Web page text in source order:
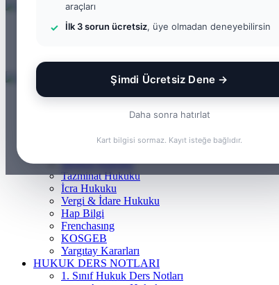
araçları
İlk 3 sorun ücretsiz, üye olmadan deneyebilirsin
Şimdi Ücretsiz Dene →
Daha sonra hatırlat
Kart bilgisi sormaz. Kayıt isteğe bağlıdır.
Menü
ANASAYFA
Ceza Hukuku
Medeni Hukuku
Tazminat Hukuku
İcra Hukuku
Vergi & İdare Hukuku
Hap Bilgi
Frenchasıng
KOSGEB
Yargıtay Kararları
HUKUK DERS NOTLARI
1. Sınıf Hukuk Ders Notları